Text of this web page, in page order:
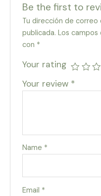
Be the first to
Tu dirección de
publicada. Los
con *
Your rating
Your review *
Name *
Email *